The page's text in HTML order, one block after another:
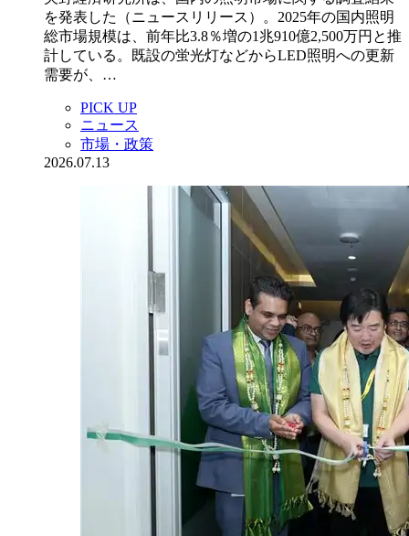
を発表した（ニュースリリース）。2025年の国内照明
総市場規模は、前年比3.8％増の1兆910億2,500万円と推
計している。既設の蛍光灯などからLED照明への更新
需要が、…
PICK UP
ニュース
市場・政策
2026.07.13